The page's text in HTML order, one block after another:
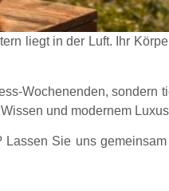
liegt in der Luft. Ihr
Wochenenden, sondern
und modernem
Sie uns